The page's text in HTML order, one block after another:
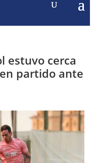
estuvo cerca
partido ante